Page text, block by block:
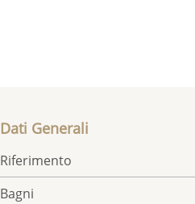
Dati Generali
Riferimento
Bagni